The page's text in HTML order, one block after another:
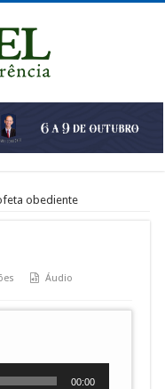
obediente
Áudio
00:00